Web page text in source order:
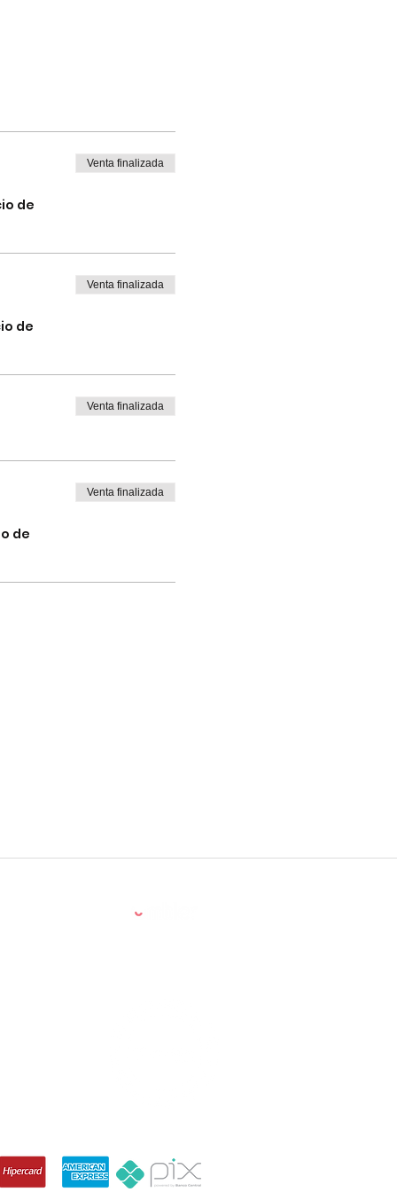
de
Venta finalizada
de
Venta finalizada
Venta finalizada
de
Venta finalizada